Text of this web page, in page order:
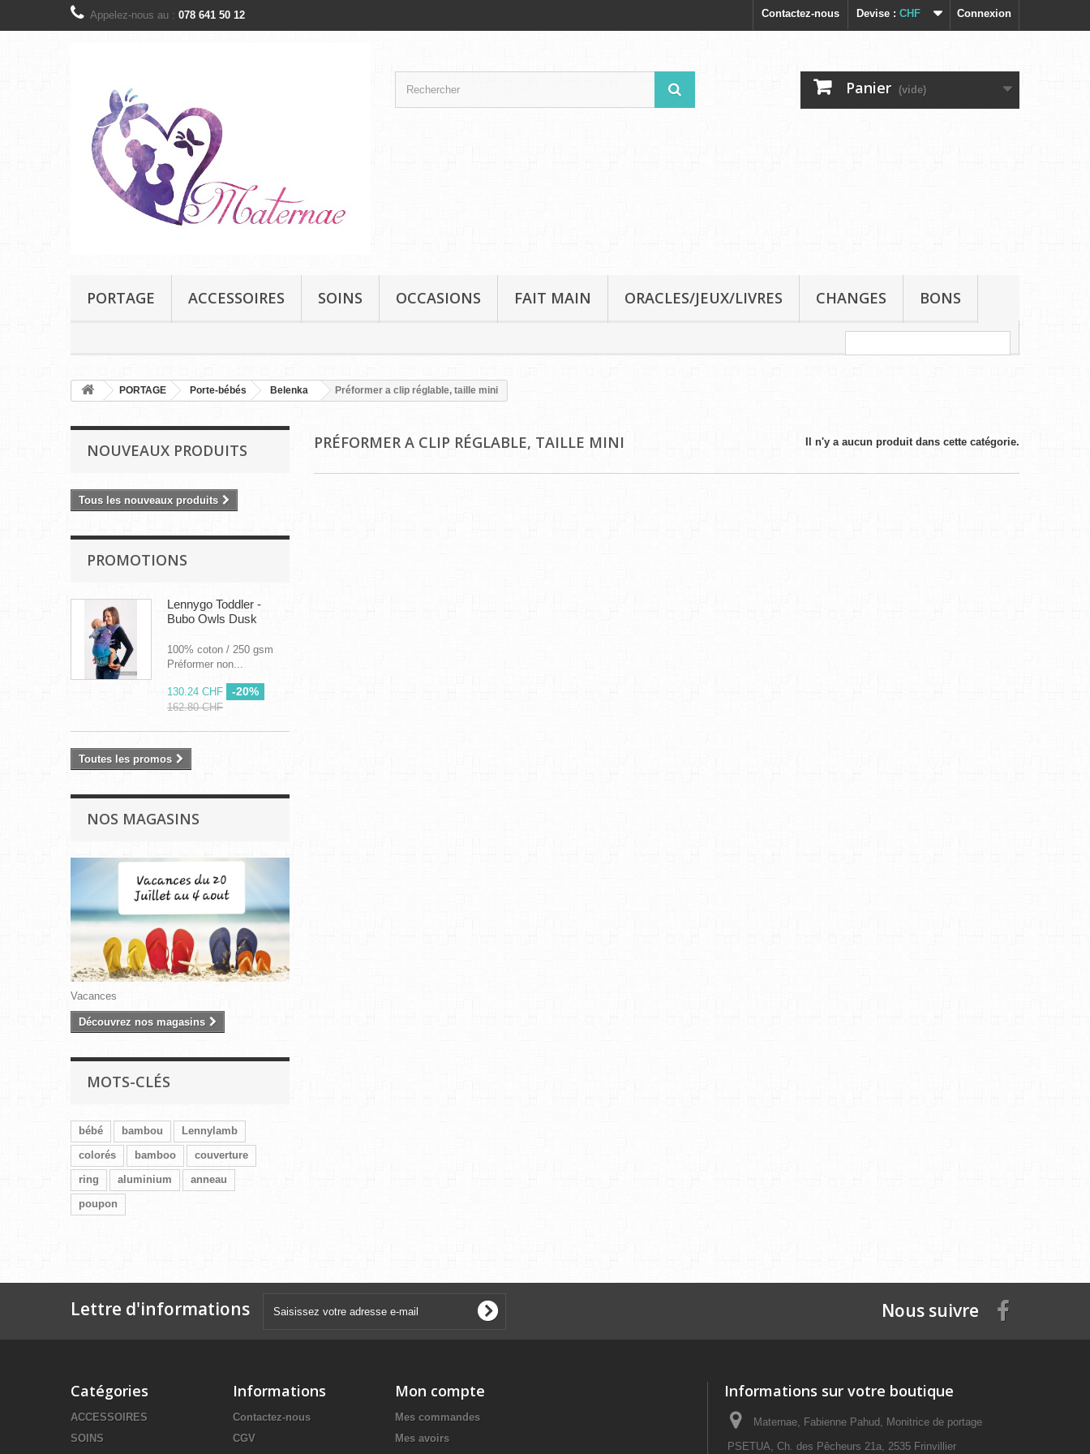
Connexion
Devise : CHF
Contactez-nous
Appelez-nous au : 078 641 50 12
Panier (vide)
PORTAGE ACCESSOIRES SOINS OCCASIONS FAIT MAIN ORACLES/JEUX/LIVRES CHANGES BONS
PORTAGE Porte-bébés Belenka Préformer a clip réglable, taille mini
NOUVEAUX PRODUITS
Tous les nouveaux produits
PROMOTIONS
Lennygo Toddler -
Bubo Owls Dusk
100% coton / 250 gsm
Préformer non...
130.24 CHF -20%
162.80 CHF
Toutes les promos
NOS MAGASINS
Vacances
Découvrez nos magasins
MOTS-CLÉS
bébé bambou
Lennylamb
colorés
bamboo
couverture
ring
aluminium
anneau
poupon
PRÉFORMER A CLIP RÉGLABLE, TAILLE MINI Il n'y a aucun produit dans cette catégorie.
Lettre d'informations Nous suivre
Catégories
ACCESSOIRES
SOINS
Informations
Contactez-nous
CGV
Mon compte
Mes commandes
Mes avoirs
Informations sur votre boutique
Maternae, Fabienne Pahud, Monitrice de portage
PSETUA, Ch. des Pêcheurs 21a, 2535 Frinvillier